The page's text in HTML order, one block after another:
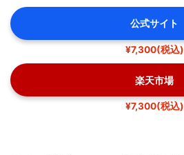
公式サイト
¥7,300(税込)
楽天市場
¥7,300(税込)